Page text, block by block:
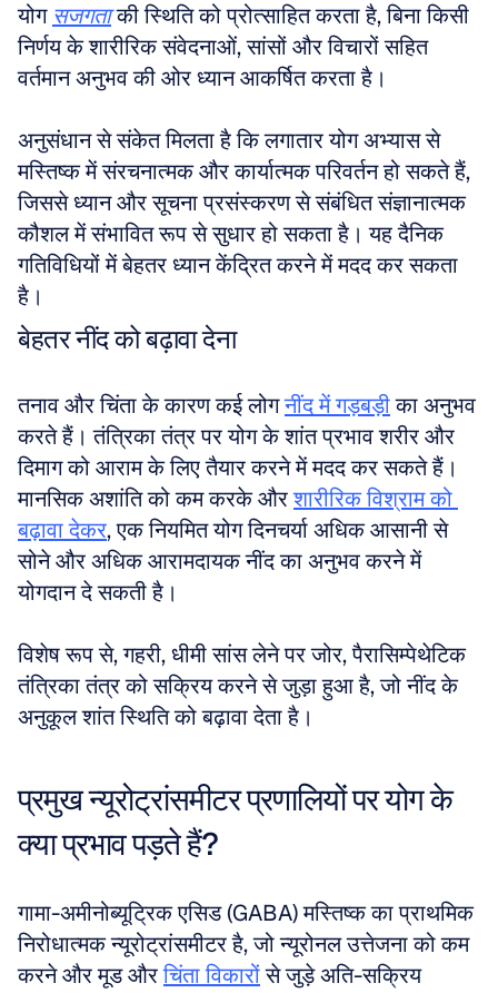
योग सजगता की स्थिति को प्रोत्साहित करता है, बिना किसी
निर्णय के शारीरिक संवेदनाओं, सांसों और विचारों सहित
वर्तमान अनुभव की ओर ध्यान आकर्षित करता है।
अनुसंधान से संकेत मिलता है कि लगातार योग अभ्यास से
मस्तिष्क में संरचनात्मक और कार्यात्मक परिवर्तन हो सकते हैं,
जिससे ध्यान और सूचना प्रसंस्करण से संबंधित संज्ञानात्मक
कौशल में संभावित रूप से सुधार हो सकता है। यह दैनिक
गतिविधियों में बेहतर ध्यान केंद्रित करने में मदद कर सकता
है।
बेहतर नींद को बढ़ावा देना
तनाव और चिंता के कारण कई लोग नींद में गड़बड़ी का अनुभव
करते हैं। तंत्रिका तंत्र पर योग के शांत प्रभाव शरीर और
दिमाग को आराम के लिए तैयार करने में मदद कर सकते हैं।
मानसिक अशांति को कम करके और शारीरिक विश्राम को
बढ़ावा देकर, एक नियमित योग दिनचर्या अधिक आसानी से
सोने और अधिक आरामदायक नींद का अनुभव करने में
योगदान दे सकती है।
विशेष रूप से, गहरी, धीमी सांस लेने पर जोर, पैरासिम्पेथेटिक
तंत्रिका तंत्र को सक्रिय करने से जुड़ा हुआ है, जो नींद के
अनुकूल शांत स्थिति को बढ़ावा देता है।
प्रमुख न्यूरोट्रांसमीटर प्रणालियों पर योग के
क्या प्रभाव पड़ते हैं?
गामा-अमीनोब्यूट्रिक एसिड (GABA) मस्तिष्क का प्राथमिक
निरोधात्मक न्यूरोट्रांसमीटर है, जो न्यूरोनल उत्तेजना को कम
करने और मूड और चिंता विकारों से जुड़े अति-सक्रिय